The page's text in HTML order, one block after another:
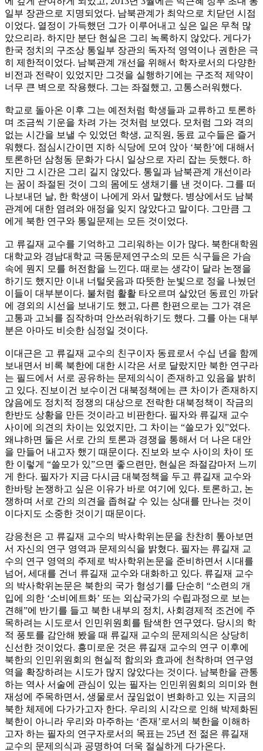
일부 장관으로 지명되었다. 남북관계가 최악으로 치닫던 시점
이었다. 열정이 가득했던 그가 이루어내고 싶은 일은 무척 많
았으리라. 하지만 분단 현실은 그리 녹록하지 않았다. 게다가
한국 정치의 구조상 통일부 장관의 독자적 영역이나 권한은 극
히 제한적이었다. 남북관계 개선을 위해서 학자로서의 다양한
비전과 전략이 있었지만 그것을 실행하기에는 구조적 제약이
너무 큰 벽으로 작용했다. 그는 좌절했고, 고통스러워했다.
학교로 돌아온 이후 그는 예전처럼 학생들과 교류하고 토론하
며 조금씩 기운을 차려 가는 것처럼 보였다. 모처럼 그와 격의
없는 시간을 보낼 수 있었던 학생, 교직원, 동료 교수들은 즐거
워했다. 점심시간이면 지하 식당에 모여 앉아 ‘북한’에 대해서
토론하던 삼청동 문화가 다시 일상으로 자리 잡는 듯했다. 하
지만 그 시간은 그리 길지 않았다. 통일과 남북관계 개선이라
는 꿈이 좌절된 것이 그의 몸에도 생채기를 낸 것이다. 그를 떠
나보내던 날, 한 학생이 나에게 와서 말했다. 병상에서도 남북
관계에 대한 염려와 애정을 잊지 않았다고 말이다. 그만큼 그
에게 북한 연구와 통일문제는 모든 것이었다.
고 류길재 교수를 기억하고 그리워하는 이가 많다. 북한대학원
대학교와 경남대학교 극동문제연구소의 모든 식구들은 가슴
속에 뭔지 모를 허전함을 느낀다. 때로는 생각이 달라 논쟁을
하기도 했지만 이내 너털웃음과 따뜻한 눈빛으로 정을 나눴던
이들이 대부분이다. 불처럼 활활 타오르며 살았던 동료인 까닭
에 경외의 시선을 보내기도 했고, 다른 한편으로는 그가 겪은
고통과 고뇌를 짐작하며 안쓰러워하기도 했다. 그를 아는 대부
분은 아마도 비슷한 심정일 것이다.
이대근은 고 류길재 교수의 친구이자 동료로서 수십 년을 함께
보내면서 비록 북한에 대한 시각은 서로 달랐지만 북한 연구라
는 필드에서 서로 공유하는 문제의식이 존재하고 있음을 밝히
고 있다. 진보이건 보수이건 대북정책에는 큰 차이가 존재하지
않음에도 정치적 정쟁의 대상으로 전락한 대북정책이 작금의
한반도 상황을 만든 것이라고 비판한다. 필자와 류길재 교수
사이에 의견의 차이는 있었지만, 그 차이는 “쓸모가 있”었다.
왜냐하면 둘은 서로 간의 토론과 경쟁을 통해서 더 나은 대안
을 만들어 내고자 했기 때문이다. 진보와 보수 사이의 차이 또
한 이렇게 “쓸모가 있”으면 좋으련만, 현실은 좌절감마저 느끼
게 한다. 필자가 지금 다시금 대북정책을 두고 류길재 교수와
한바탕 논쟁하고 싶은 이유가 바로 여기에 있다. 토론하고, 논
쟁하며 서로 간의 의견을 좁혀갈 수 있는 상대를 만나는 것이
이다지도 소중한 것이기 때문이다.
강응천은 고 류길재 교수의 박사학위논문을 찬찬히 톺아보면
서 자신의 연구 영역과 문제의식을 밝혔다. 필자는 류길재 교
수의 연구 영역의 주제로 박사학위논문을 준비하면서 시대를
넘어, 세대를 건너 류길재 교수와 대화하고 있다. 류길재 교수
의 박사학위논문은 북한의 국가 형성기를 단순히 “소련의 개
입에 의한 ‘소비에트화’ 또는 외삽국가의 수립과정으로 보는
견해”에 반기를 들고 북한 내부의 정치, 사회경제적 조건에 주
목하려는 시도로서 인민위원회를 탐색한 연구였다. 당시의 학
적 풍토를 감안해 봤을 때 류길재 교수의 문제의식은 상당히
신선한 것이었다. 흥미로운 것은 류길재 교수의 연구 이후에
북한의 인민위원회의 현실적 함의와 효과에 천착하며 연구영
역을 확장하려는 시도가 많지 않았다는 것이다. 남북한을 관통
하는 역사 서술에 관심이 있는 필자는 인민위원회의 의미와 현
재성에 주목하면서, 생물로서 끊임없이 변화하고 있는 지금의
북한 체제에 다가가고자 한다. 우리의 시각으로 인해 박제화된
북한이 아니라 우리와 마주하는 ‘존재’로서의 북한을 이해하
고자 하는 필자의 연구자로서의 목표는 25년 전 젊은 류길재
교수의 문제의식과 공명하여 더욱 절실하게 다가온다.